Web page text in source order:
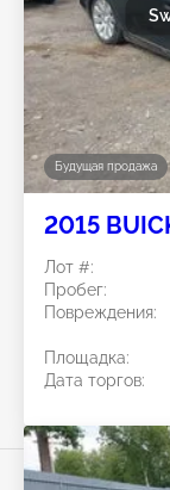
Будущая продажа
2015
Лот #:
Пробег:
Повреждения:
Площадка:
Дата торгов: